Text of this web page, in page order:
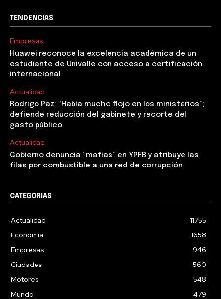
TENDENCIAS
Empresas
Huawei reconoce la excelencia académica de un
estudiante de Univalle con acceso a certificación
internacional
Actualidad
Rodrigo Paz: “Había mucho flojo en los ministerios”;
defiende reducción del gabinete y recorte del
gasto público
Actualidad
Gobierno denuncia “mafias” en YPFB y atribuye las
filas por combustible a una red de corrupción
CATEGORIAS
Actualidad
11755
Economía
1658
Empresas
946
Ciudades
560
Motores
548
Mundo
479